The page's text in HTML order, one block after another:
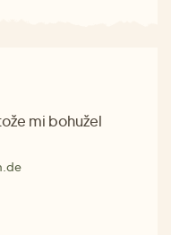
mi bohužel